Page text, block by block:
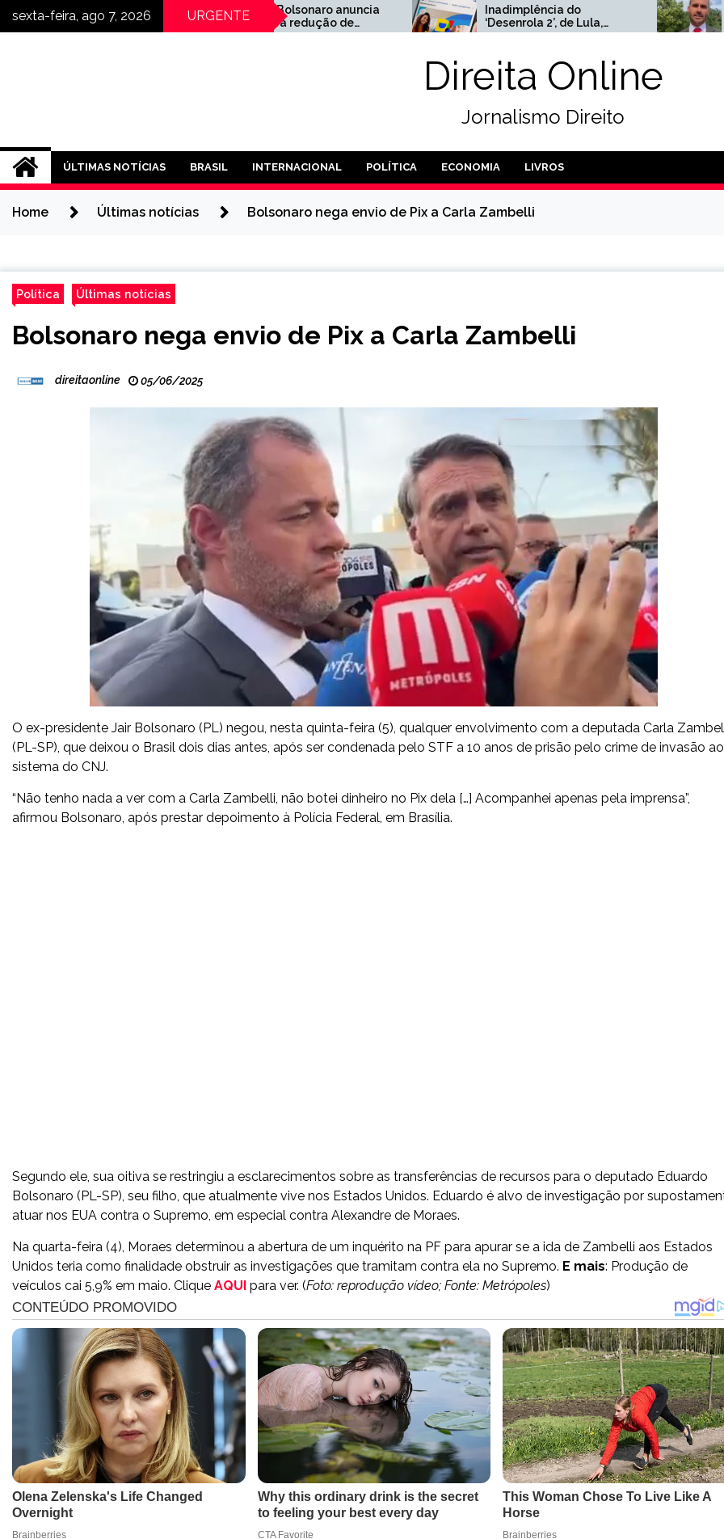
sexta-feira, ago 7, 2026 URGENTE
Flávio Bolsonaro anuncia
primeira redução de
impostos
Inadimplência do
‘Desenrola 2’, de Lula,
atinge 10%
Urgente: Caixa coloca
apartamento de
Bolsonaro no Rio em
Direita Online
Jornalismo Direito
ÚLTIMAS NOTÍCIAS BRASIL INTERNACIONAL POLÍTICA ECONOMIA LIVROS
Home Últimas notícias Bolsonaro nega envio de Pix a Carla Zambelli
Política Últimas notícias
Bolsonaro nega envio de Pix a Carla Zambelli
direitaonline 05/06/2025
O ex-presidente Jair Bolsonaro (PL) negou, nesta quinta-feira (5), qualquer envolvimento com a deputada Carla
(PL-SP), que deixou o Brasil dois dias antes, após ser condenada pelo STF a 10 anos de prisão pelo crime de invasão ao
sistema do CNJ.
“Não tenho nada a ver com a Carla Zambelli, não botei dinheiro no Pix dela […] Acompanhei apenas pela imprensa”,
afirmou Bolsonaro, após prestar depoimento à Polícia Federal, em Brasília.
Segundo ele, sua oitiva se restringiu a esclarecimentos sobre as transferências de recursos para o deputado Eduardo
Bolsonaro (PL-SP), seu filho, que atualmente vive nos Estados Unidos. Eduardo é alvo de investigação por
atuar nos EUA contra o Supremo, em especial contra Alexandre de Moraes.
Na quarta-feira (4), Moraes determinou a abertura de um inquérito na PF para apurar se a ida de Zambelli aos Estados
Unidos teria como finalidade obstruir as investigações que tramitam contra ela no Supremo. E mais: Produção de
veículos cai 5,9% em maio. Clique AQUI para ver. (Foto: reprodução vídeo; Fonte: Metrópoles)